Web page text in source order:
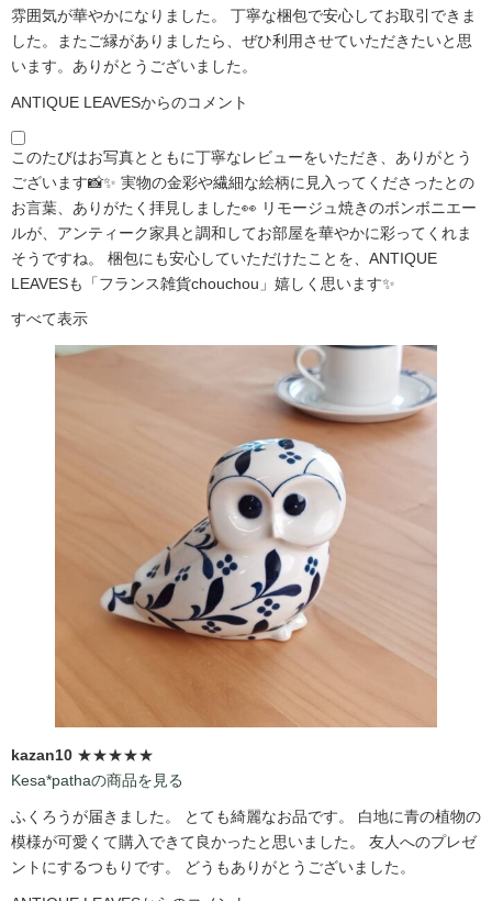
雰囲気が華やかになりました。 丁寧な梱包で安心してお取引できま
した。またご縁がありましたら、ぜひ利用させていただきたいと思
います。ありがとうございました。
ANTIQUE LEAVESからのコメント
このたびはお写真とともに丁寧なレビューをいただき、ありがとう
ございます📸✨ 実物の金彩や繊細な絵柄に見入ってくださったとの
お言葉、ありがたく拝見しました👀 リモージュ焼きのボンボニエー
ルが、アンティーク家具と調和してお部屋を華やかに彩ってくれま
そうですね。 梱包にも安心していただけたことを、ANTIQUE
LEAVESも「フランス雑貨chouchou」嬉しく思います✨
すべて表示
kazan10 ★★★★★
Kesa*pathaの商品を見る
ふくろうが届きました。 とても綺麗なお品です。 白地に青の植物の
模様が可愛くて購入できて良かったと思いました。 友人へのプレゼ
ントにするつもりです。 どうもありがとうございました。